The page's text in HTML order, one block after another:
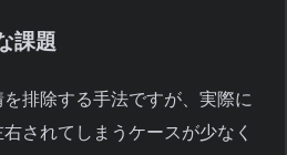
課題
排除する手法ですが、実際に
されてしまうケースが少なく